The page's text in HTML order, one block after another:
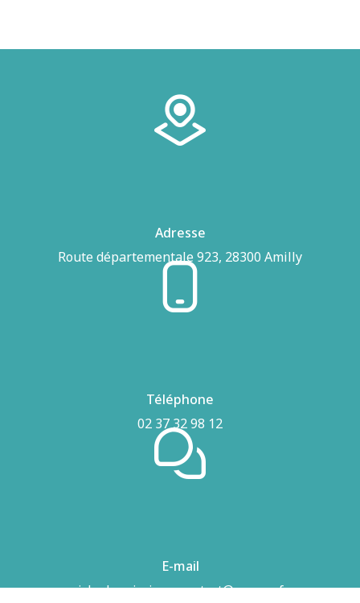
Adresse
Route départementale 923, 28300 Amilly
Téléphone
02 37 32 98 12
E-mail
airhydro.piscines-contact@orange.fr